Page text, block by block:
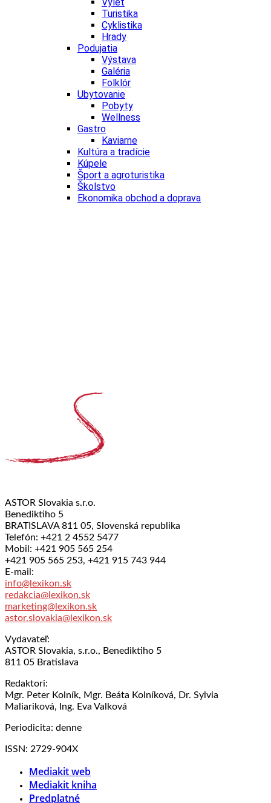
Turistika
Cyklistika
Hrady
Podujatia
Výstava
Galéria
Folklór
Ubytovanie
Pobyty
Wellness
Gastro
Kaviarne
Kultúra a tradície
Kúpele
Šport a agroturistika
Školstvo
Ekonomika obchod a doprava
ASTOR Slovakia s.r.o.
Benediktiho 5
BRATISLAVA 811 05, Slovenská republika
Telefón: +421 2 4552 5477
Mobil: +421 905 565 254
+421 905 565 253, +421 915 743 944
E-mail:
info@lexikon.sk
redakcia@lexikon.sk
marketing@lexikon.sk
astor.slovakia@lexikon.sk
Vydavateľ:
ASTOR Slovakia, s.r.o., Benediktiho 5
811 05 Bratislava
Redaktori:
Mgr. Peter Kolník, Mgr. Beáta Kolníková, Dr. Sylvia
Maliariková, Ing. Eva Valková
Periodicita: denne
ISSN: 2729-904X
Mediakit web
Mediakit kniha
Predplatné